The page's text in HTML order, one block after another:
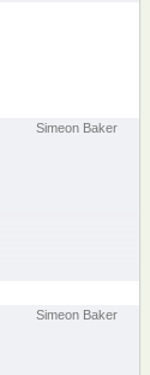
Simeon Baker
Simeon Baker